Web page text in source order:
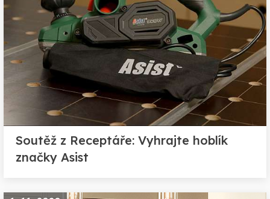
Soutěž z Receptáře: Vyhrajte hoblík
značky Asist